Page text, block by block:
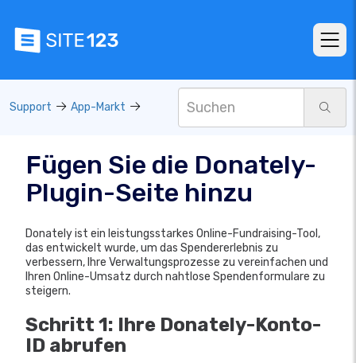
Support App-Markt
Fügen Sie die Donately-
Plugin-Seite hinzu
Donately ist ein leistungsstarkes Online-Fundraising-Tool,
das entwickelt wurde, um das Spendererlebnis zu
verbessern, Ihre Verwaltungsprozesse zu vereinfachen und
Ihren Online-Umsatz durch nahtlose Spendenformulare zu
steigern.
Schritt 1: Ihre Donately-Konto-
ID abrufen